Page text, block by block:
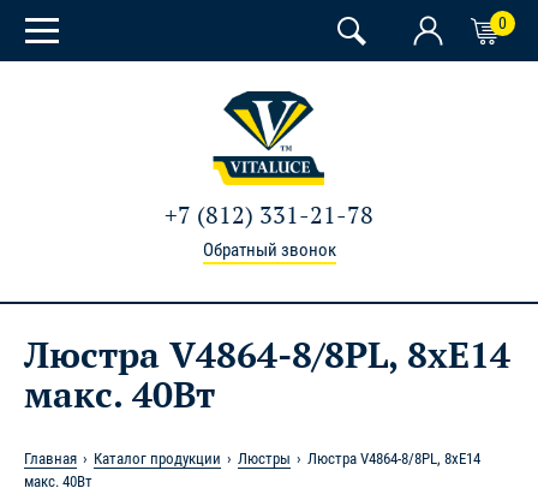
0
+7 (812) 331-21-78
Обратный звонок
Люстра V4864-8/8PL, 8xE14
макс. 40Вт
Главная Каталог продукции Люстры
Люстра V4864-8/8PL, 8xE14
макс. 40Вт